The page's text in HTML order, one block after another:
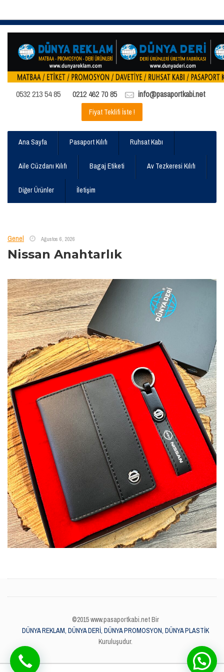
0532 213 54 85 0212 462 70 85 info@pasaportkabi.net
Fiyat Teklifi İste !
Ana Sayfa Pasaport Kılıfı Ruhsat Kabı
Aile Cüzdanı Kılıfı Bagaj Etiketi Av Tezkeresi Kılıfı
Diğer Ürünler İletişim
Genel Ağustos 6, 2026
Nissan Anahtarlık
©2015 www.pasaportkabi.net Bir
DÜNYA REKLAM, DÜNYA DERİ, DÜNYA PROMOSYON, DÜNYA PLASTİK
Kuruluşudur.